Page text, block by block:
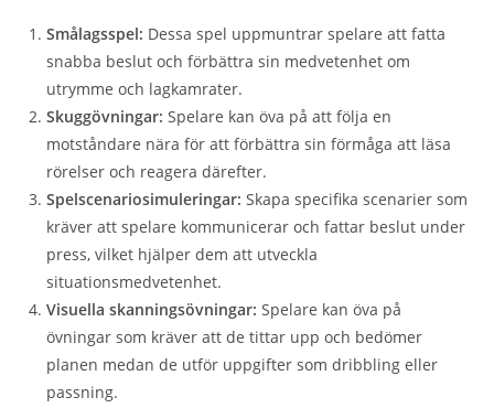
Smålagsspel: Dessa spel uppmuntrar spelare att fatta
snabba beslut och förbättra sin medvetenhet om
utrymme och lagkamrater.
Skuggövningar: Spelare kan öva på att följa en
motståndare nära för att förbättra sin förmåga att läsa
rörelser och reagera därefter.
Spelscenariosimuleringar: Skapa specifika scenarier som
kräver att spelare kommunicerar och fattar beslut under
press, vilket hjälper dem att utveckla
situationsmedvetenhet.
Visuella skanningsövningar: Spelare kan öva på
övningar som kräver att de tittar upp och bedömer
planen medan de utför uppgifter som dribbling eller
passning.